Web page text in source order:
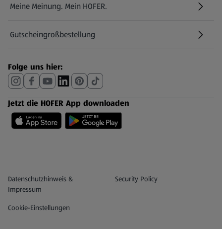
Meine Meinung. Mein HOFER.
Gutscheingroßbestellung
(öffnet in einem neuen Tab)
Folge uns hier:
Jetzt die HOFER App downloaden
Datenschutz- und Richtlinienmenü
Datenschutzhinweis &
Impressum
Security Policy
(öffnet in einem neuen Tab)
Cookie-Einstellungen